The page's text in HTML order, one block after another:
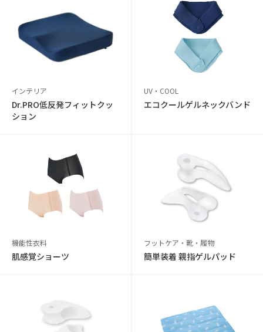
インテリア
Dr.PRO低反発フィットクッ
ション
UV・COOL
エコクールゲルネックバンド
機能性衣料
肌感覚ショーツ
フットケア・靴・履物
簡単装着 親指ゲルパッド